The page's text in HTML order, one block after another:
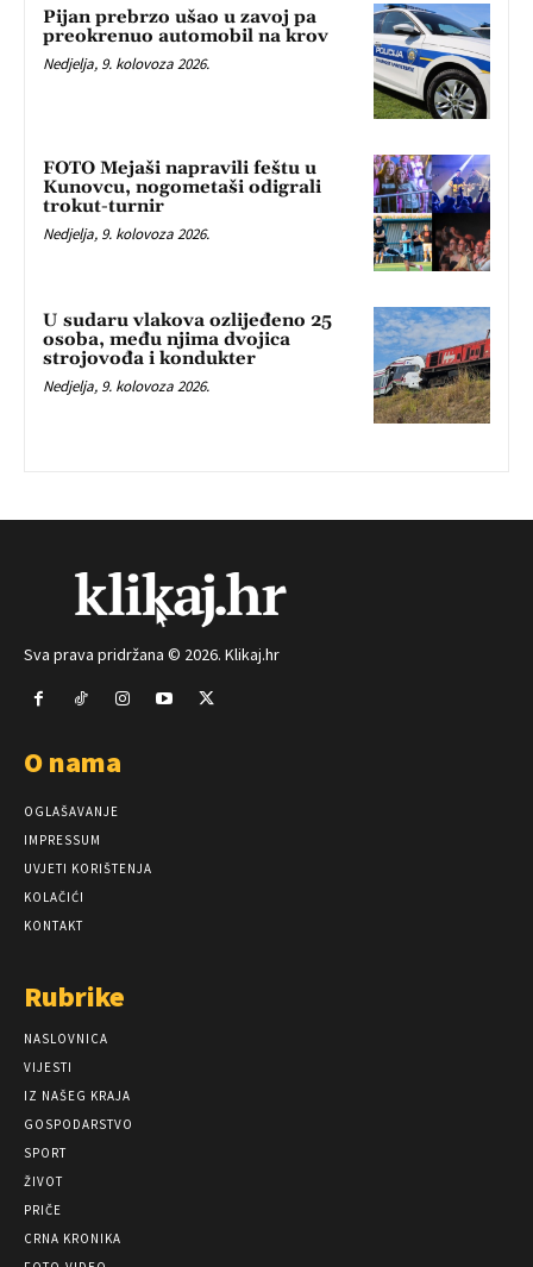
Pijan prebrzo ušao u zavoj pa
preokrenuo automobil na krov
Nedjelja, 9. kolovoza 2026.
FOTO Mejaši napravili feštu u
Kunovcu, nogometaši odigrali
trokut-turnir
Nedjelja, 9. kolovoza 2026.
U sudaru vlakova ozlijeđeno 25
osoba, među njima dvojica
strojovođa i kondukter
Nedjelja, 9. kolovoza 2026.
Sva prava pridržana © 2026. Klikaj.hr
O nama
OGLAŠAVANJE
IMPRESSUM
UVJETI KORIŠTENJA
KOLAČIĆI
KONTAKT
Rubrike
NASLOVNICA
VIJESTI
IZ NAŠEG KRAJA
GOSPODARSTVO
SPORT
ŽIVOT
PRIČE
CRNA KRONIKA